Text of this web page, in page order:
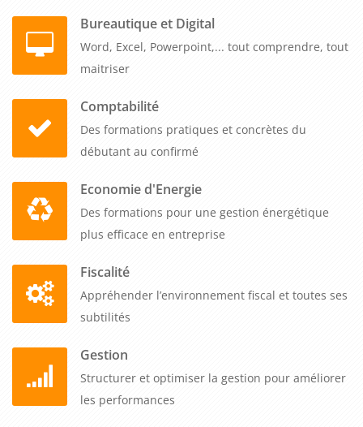
de maîtriser les règles et les réglementations, de gérer
efficacement les aspects administratifs et financiers, de
maîtriser les outils et les logiciels, et de développer des
expertise garantit une gestion professionnelle et efficace de
la copropriété, assurant ainsi la satisfaction des
copropriétaires et la valorisation du patrimoine immobilier.
Bureautique et Digital
Word, Excel, Powerpoint,... tout comprendre, tout
maitriser
Comptabilité
Des formations pratiques et concrètes du
débutant au confirmé
Economie d'Energie
Des formations pour une gestion énergétique
plus efficace en entreprise
Fiscalité
Appréhender l’environnement fiscal et toutes ses
subtilités
Gestion
Structurer et optimiser la gestion pour améliorer
les performances